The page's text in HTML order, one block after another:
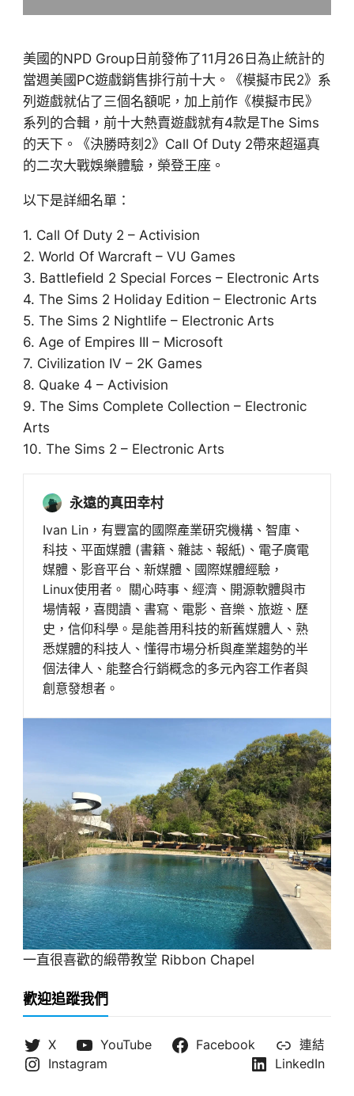
美國的NPD Group日前發佈了11月26日為止統計的
當週美國PC遊戲銷售排行前十大。《模擬市民2》系
列遊戲就佔了三個名額呢，加上前作《模擬市民》
系列的合輯，前十大熱賣遊戲就有4款是The Sims
的天下。《決勝時刻2》Call Of Duty 2帶來超逼真
的二次大戰娛樂體驗，榮登王座。
以下是詳細名單：
1. Call Of Duty 2 – Activision
2. World Of Warcraft – VU Games
3. Battlefield 2 Special Forces – Electronic Arts
4. The Sims 2 Holiday Edition – Electronic Arts
5. The Sims 2 Nightlife – Electronic Arts
6. Age of Empires III – Microsoft
7. Civilization IV – 2K Games
8. Quake 4 – Activision
9. The Sims Complete Collection – Electronic
Arts
10. The Sims 2 – Electronic Arts
永遠的真田幸村
Ivan Lin，有豐富的國際產業研究機構、智庫、
科技、平面媒體 (書籍、雜誌、報紙)、電子廣電
媒體、影音平台、新媒體、國際媒體經驗，
Linux使用者。 關心時事、經濟、開源軟體與市
場情報，喜閱讀、書寫、電影、音樂、旅遊、歷
史，信仰科學。是能善用科技的新舊媒體人、熟
悉媒體的科技人、懂得市場分析與產業趨勢的半
個法律人、能整合行銷概念的多元內容工作者與
創意發想者。
一直很喜歡的緞帶教堂 Ribbon Chapel
歡迎追蹤我們
X YouTube Facebook
連結
Instagram
LinkedIn